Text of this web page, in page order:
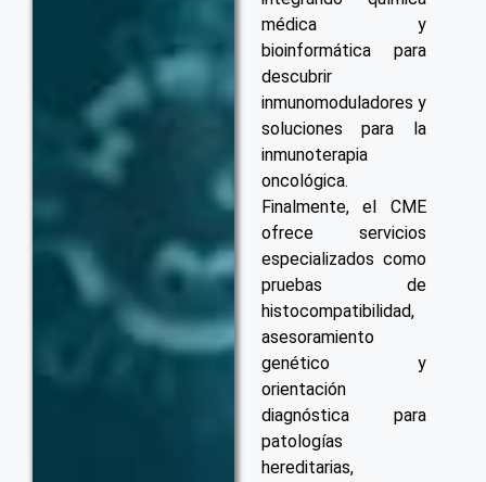
médica y
bioinformática para
descubrir
inmunomoduladores y
soluciones para la
inmunoterapia
oncológica.
Finalmente, el CME
ofrece servicios
especializados como
pruebas de
histocompatibilidad,
asesoramiento
genético y
orientación
diagnóstica para
patologías
hereditarias,